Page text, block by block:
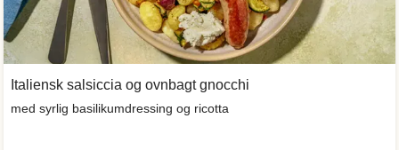
Italiensk salsiccia og ovnbagt gnocchi
med syrlig basilikumdressing og ricotta